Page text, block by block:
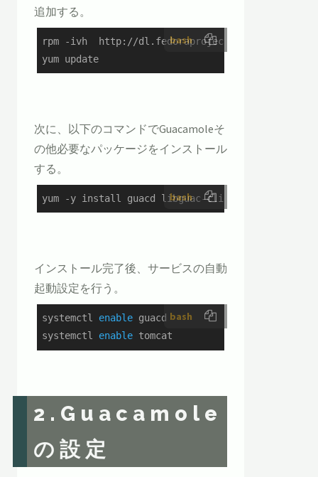
追加する。
bash
rpm -ivh  http://dl.fedoraproject.org/pub/epel/7/
yum update
次に、以下のコマンドでGuacamoleそ
の他必要なパッケージをインストール
する。
bash
yum -y install guacd libguac-client-rdp libguac-
インストール完了後、サービスの自動
起動設定を行う。
bash
systemctl enable guacd
systemctl enable tomcat
2.Guacamole
の設定